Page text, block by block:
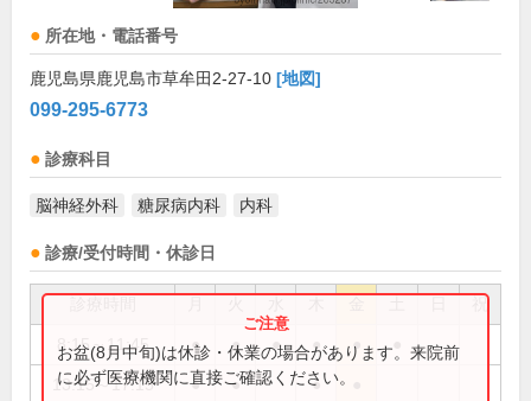
所在地・電話番号
鹿児島県鹿児島市草牟田2-27-10 [地図]
099-295-6773
診療科目
脳神経外科 糖尿病内科 内科
診療/受付時間・休診日
祝
8:15～11:45 ● ● ● ● ●
13:15～17:15 ● ● ●
お盆(8月中旬)は休診・休業の場合があります。来院前
に必ず医療機関に直接ご確認ください。